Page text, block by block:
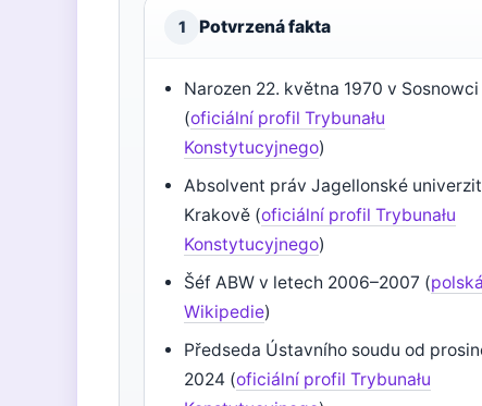
1 Potvrzená fakta
Narozen 22. května 1970 v Sosnowci
(oficiální profil Trybunału
Konstytucyjnego)
Absolvent práv Jagellonské
Krakově (oficiální profil Trybunału
Konstytucyjnego)
Šéf ABW v letech 2006–2007 (polská
Wikipedie)
Předseda Ústavního soudu od
2024 (oficiální profil Trybunału